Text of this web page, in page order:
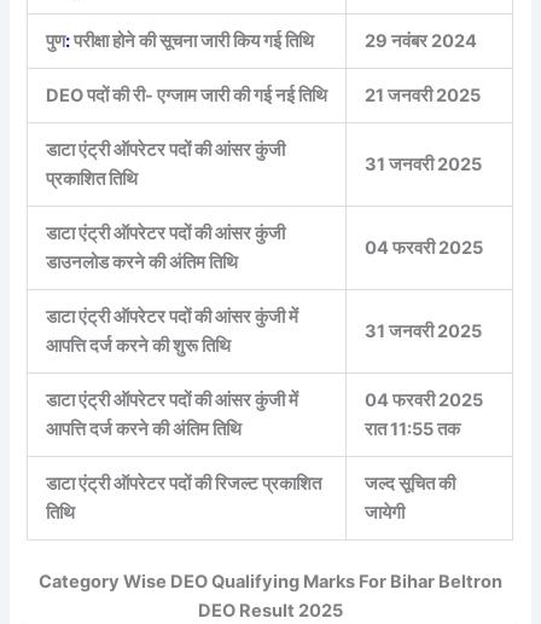
पुण:परीक्षा होने की सूचना जारी किय गई तिथि 29 नवंबर 2024
DEO पदों की री- एग्जाम जारी की गई नई तिथि 21 जनवरी 2025
डाटा एंट्री ऑपरेटर पदों की आंसर कुंजी
प्रकाशित तिथि
31 जनवरी 2025
डाटा एंट्री ऑपरेटर पदों की आंसर कुंजी
डाउनलोड करने की अंतिम तिथि
04 फरवरी 2025
डाटा एंट्री ऑपरेटर पदों की आंसर कुंजी में
आपत्ति दर्ज करने की शुरू तिथि
31 जनवरी 2025
डाटा एंट्री ऑपरेटर पदों की आंसर कुंजी में
आपत्ति दर्ज करने की अंतिम तिथि
04 फरवरी 2025
रात 11:55 तक
डाटा एंट्री ऑपरेटर पदों की रिजल्ट प्रकाशित
तिथि
जल्द सूचित की
जायेगी
Category Wise DEO Qualifying Marks For Bihar Beltron
DEO Result 2025